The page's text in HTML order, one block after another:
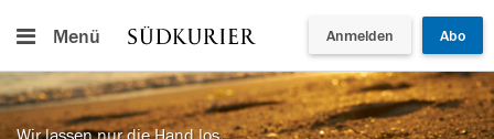
Menü Anmelden Abo